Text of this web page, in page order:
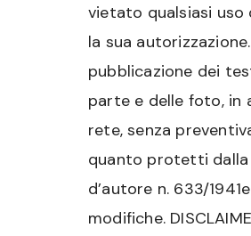
vietato qualsiasi uso
la sua
pubblicazione dei
parte e delle foto, in
rete, senza
quanto protetti
d’autore n. 633/
modifiche.